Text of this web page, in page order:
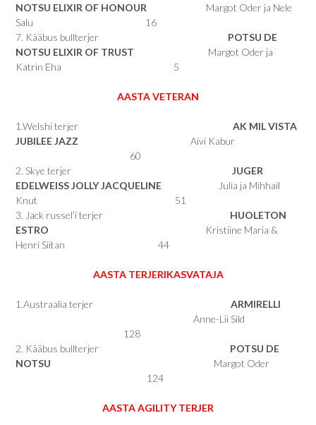
NOTSU ELIXIR OF HONOUR Margot Oder ja Nele
Salu 16
7. Kääbus bullterjer POTSU DE
NOTSU ELIXIR OF TRUST Margot Oder ja
Katrin Eha 5
AASTA VETERAN
1.Welshi terjer AK MIL VISTA
JUBILEE JAZZ Aivi Kabur
60
2. Skye terjer JUGER
EDELWEISS JOLLY JACQUELINE Julia ja Mihhail
Knut 51
3. Jack russel’i terjer HUOLETON
ESTRO
Kristiine Maria &
Henri Siitan 44
AASTA TERJERIKASVATAJA
1.Austraalia terjer ARMIRELLI
Anne-Lii Sild
128
2. Kääbus bullterjer POTSU DE
NOTSU Margot Oder
124
AASTA AGILITY TERJER